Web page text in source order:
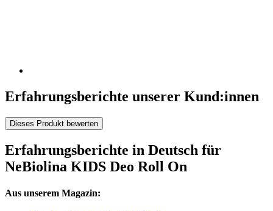
Erfahrungsberichte unserer Kund:innen
Dieses Produkt bewerten
Erfahrungsberichte in Deutsch für
NeBiolina KIDS Deo Roll On
Aus unserem Magazin: